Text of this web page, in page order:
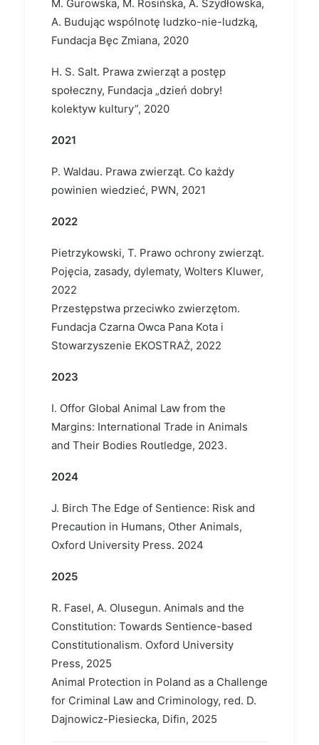
M. Gurowska, M. Rosińska, A. Szydłowska,
A. Budując wspólnotę ludzko-nie-ludzką,
Fundacja Bęc Zmiana, 2020
H. S. Salt. Prawa zwierząt a postęp
społeczny, Fundacja „dzień dobry!
kolektyw kultury”, 2020
2021
P. Waldau. Prawa zwierząt. Co każdy
powinien wiedzieć, PWN, 2021
2022
Pietrzykowski, T. Prawo ochrony zwierząt.
Pojęcia, zasady, dylematy, Wolters Kluwer,
2022
Przestępstwa przeciwko zwierzętom.
Fundacja Czarna Owca Pana Kota i
Stowarzyszenie EKOSTRAŻ, 2022
2023
I. Offor Global Animal Law from the
Margins: International Trade in Animals
and Their Bodies Routledge, 2023.
2024
J. Birch The Edge of Sentience: Risk and
Precaution in Humans, Other Animals,
Oxford University Press. 2024
2025
R. Fasel, A. Olusegun. Animals and the
Constitution: Towards Sentience-based
Constitutionalism. Oxford University
Press, 2025
Animal Protection in Poland as a Challenge
for Criminal Law and Criminology, red. D.
Dajnowicz-Piesiecka, Difin, 2025